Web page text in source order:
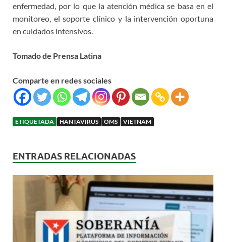
enfermedad, por lo que la atención médica se basa en el
monitoreo, el soporte clínico y la intervención oportuna
en cuidados intensivos.
Tomado de Prensa Latina
Comparte en redes sociales
ETIQUETADA HANTAVIRUS OMS VIETNAM
ENTRADAS RELACIONADAS